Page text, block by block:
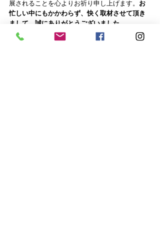
展されることを心よりお祈り申し上げます。 お
忙しい中にもかかわらず、快く取材させて頂き
まして、誠にありがとうございました。